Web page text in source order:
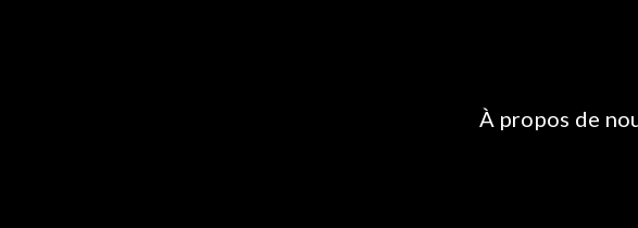
À propos de